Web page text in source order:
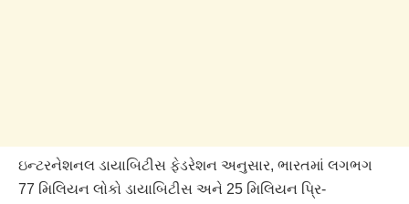
ઇન્ટરનેશનલ ડાયાબિટીસ ફેડરેશન અનુસાર, ભારતમાં લગભગ
77 મિલિયન લોકો ડાયાબિટીસ અને 25 મિલિયન પ્રિ-